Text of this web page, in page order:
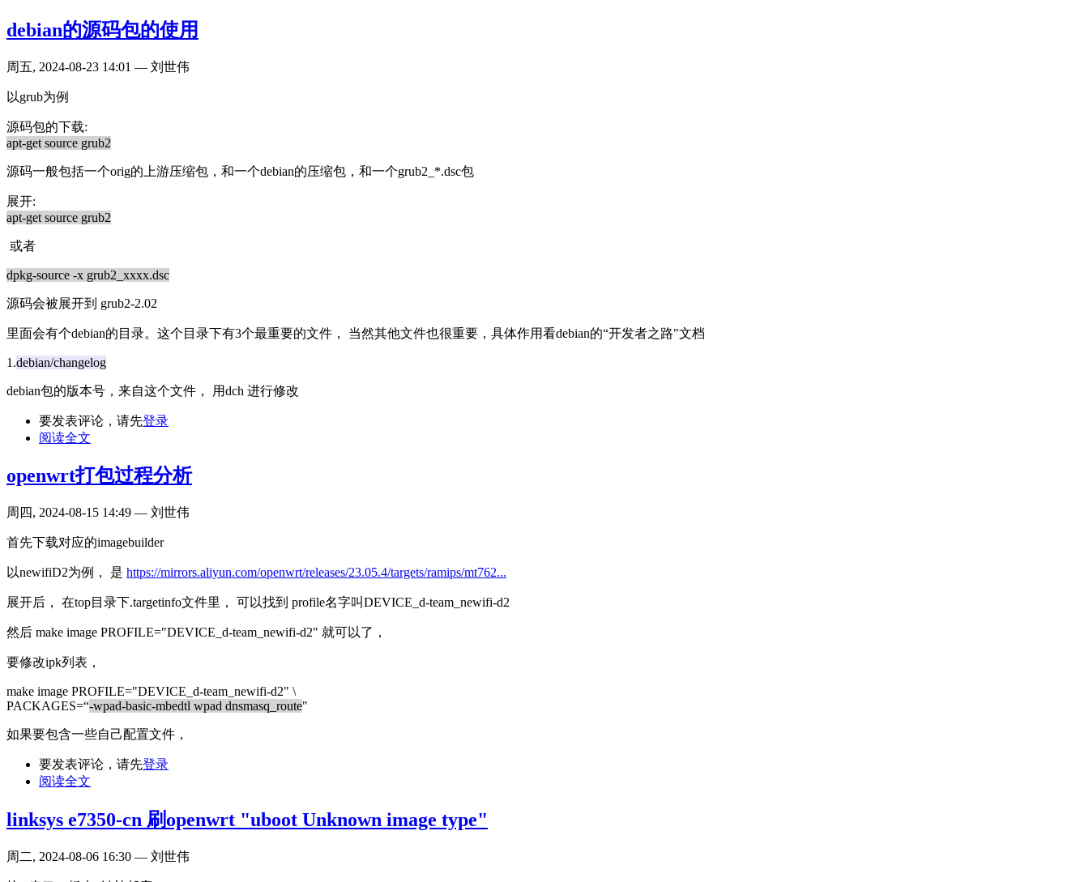
debian的源码包的使用
周五, 2024-08-23 14:01 — 刘世伟
以grub为例
源码包的下载:
apt-get source grub2
源码一般包括一个orig的上游压缩包，和一个debian的压缩包，和一个grub2_*.dsc包
展开:
apt-get source grub2
或者
dpkg-source -x grub2_xxxx.dsc
源码会被展开到 grub2-2.02
里面会有个debian的目录。这个目录下有3个最重要的文件， 当然其他文件也很重要，具体作用看debian的“开发者之路"文档
1.debian/changelog
debian包的版本号，来自这个文件， 用dch 进行修改
要发表评论，请先登录
阅读全文
openwrt打包过程分析
周四, 2024-08-15 14:49 — 刘世伟
首先下载对应的imagebuilder
以newifiD2为例， 是 https://mirrors.aliyun.com/openwrt/releases/23.05.4/targets/ramips/mt762...
展开后， 在top目录下.targetinfo文件里， 可以找到 profile名字叫DEVICE_d-team_newifi-d2
然后 make image PROFILE="DEVICE_d-team_newifi-d2" 就可以了，
要修改ipk列表，
make image PROFILE="DEVICE_d-team_newifi-d2" \
PACKAGES=“-wpad-basic-mbedtl wpad dnsmasq_route"
如果要包含一些自己配置文件，
要发表评论，请先登录
阅读全文
linksys e7350-cn 刷openwrt "uboot Unknown image type"
周二, 2024-08-06 16:30 — 刘世伟